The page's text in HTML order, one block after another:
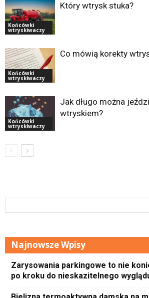
Końcówki
wtryskiwaczy
Który wtrysk stuka?
Końcówki
wtryskiwaczy
Co mówią korekty
Końcówki
wtryskiwaczy
Jak długo można
wtryskiem?
Najnowsze Wpisy
Zarysowania parkingowe to nie
po kroku do nieskazitelnego